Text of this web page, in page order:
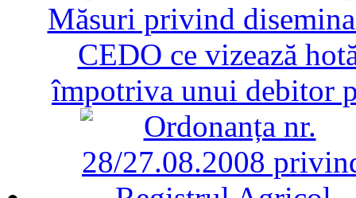
Măsuri privind
CEDO ce vizează
împotriva unui debitor